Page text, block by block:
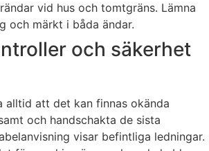
vid hus och tomtgräns. Lämna
och märkt i båda ändar.
och säkerhet
alltid att det kan finnas okända
och handschakta de sista
visar befintliga ledningar.